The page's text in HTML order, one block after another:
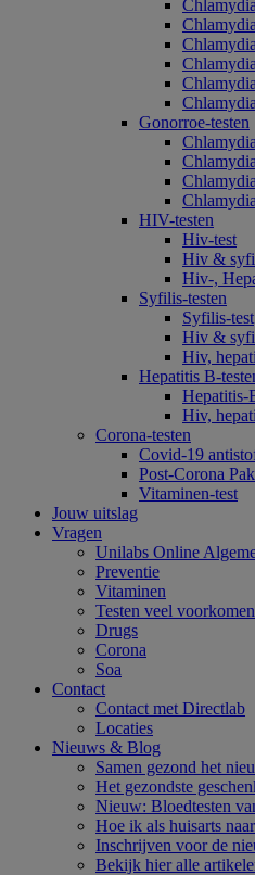
Gonorroe-testen
HIV-testen
Hiv-test
Hiv &
Hiv-,
Syfilis-testen
Syfilis-test
Hiv &
Hiv,
Hepatitis B-
Hepatitis-
Hiv,
Corona-testen
Covid-19
Post-Corona
Vitaminen-test
Jouw uitslag
Vragen
Unilabs Online
Preventie
Vitaminen
Testen veel
Drugs
Corona
Soa
Contact
Contact met Directlab
Locaties
Nieuws & Blog
Samen gezond het
Het gezondste
Nieuw: Bloedtesten
Hoe ik als huisarts
Inschrijven voor de
Bekijk hier alle